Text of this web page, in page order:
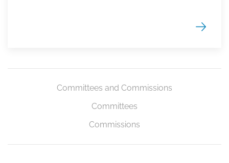
Committees and Commissions
Committees
Commissions